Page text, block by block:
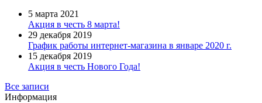
5 марта 2021
Акция в честь 8 марта!
29 декабря 2019
График работы интернет-магазина в январе 2020 г.
15 декабря 2019
Акция в честь Нового Года!
Все записи
Информация